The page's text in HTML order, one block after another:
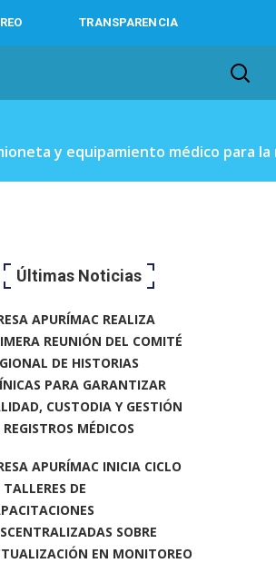
TRANSPARENCIA
y equipamiento médico para
Últimas Noticias
APURÍMAC REALIZA
REUNIÓN DEL COMITÉ
DE HISTORIAS
PARA GARANTIZAR
CUSTODIA Y GESTIÓN
REGISTROS MÉDICOS
APURÍMAC INICIA CICLO
TALLERES DE
SOBRE
EN MONITOREO